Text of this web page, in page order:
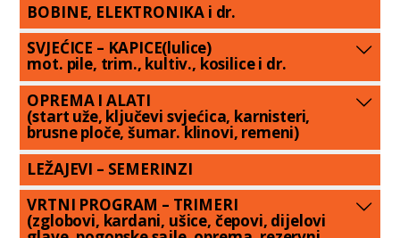
BOBINE, ELEKTRONIKA i dr.
SVJEĆICE – KAPICE(lulice)
mot. pile, trim., kultiv., kosilice i dr.
OPREMA I ALATI
(start uže, ključevi svjećica, karnisteri,
brusne ploče, šumar. klinovi, remeni)
LEŽAJEVI – SEMERINZI
VRTNI PROGRAM – TRIMERI
(zglobovi, kardani, ušice, čepovi, dijelovi